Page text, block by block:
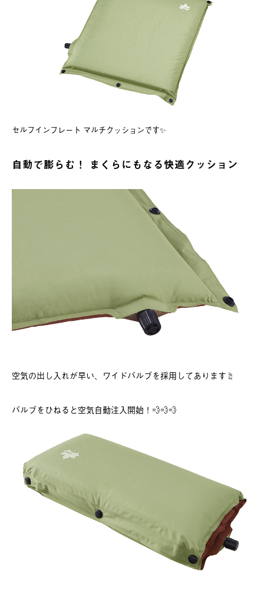
セルフインフレート マルチクッションです✨
自動で膨らむ！ まくらにもなる快適クッション
空気の出し入れが早い、ワイドバルブを採用してあります☝️
バルブをひねると空気自動注入開始！💨💨💨